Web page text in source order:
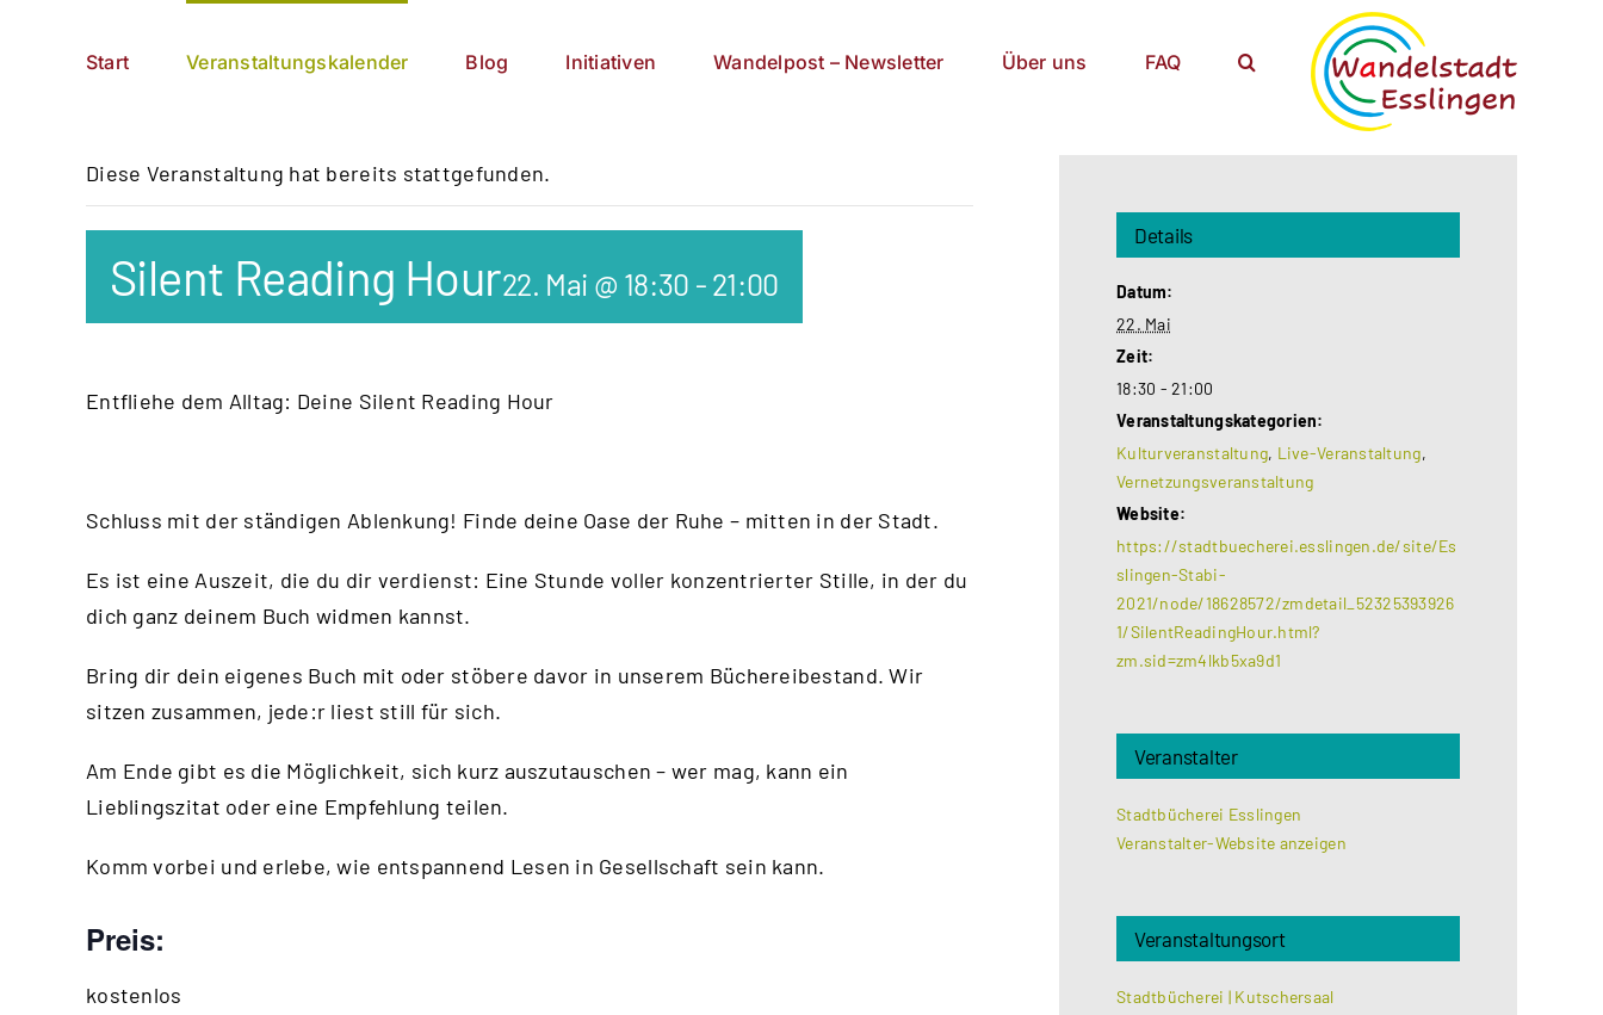
Start Veranstaltungskalender Blog Initiativen Wandelpost – Newsletter Über uns FAQ
Diese Veranstaltung hat bereits stattgefunden.
Silent Reading Hour22. Mai @ 18:30 - 21:00
Entfliehe dem Alltag: Deine Silent Reading Hour
Schluss mit der ständigen Ablenkung! Finde deine Oase der Ruhe – mitten in der Stadt.
Es ist eine Auszeit, die du dir verdienst: Eine Stunde voller konzentrierter Stille, in der du
dich ganz deinem Buch widmen kannst.
Bring dir dein eigenes Buch mit oder stöbere davor in unserem Büchereibestand. Wir
sitzen zusammen, jede:r liest still für sich.
Am Ende gibt es die Möglichkeit, sich kurz auszutauschen – wer mag, kann ein
Lieblingszitat oder eine Empfehlung teilen.
Komm vorbei und erlebe, wie entspannend Lesen in Gesellschaft sein kann.
Preis:
kostenlos
Details
Datum:
22. Mai
Zeit:
18:30 - 21:00
Veranstaltungskategorien:
Kulturveranstaltung, Live-Veranstaltung,
Vernetzungsveranstaltung
Website:
https://stadtbuecherei.esslingen.de/site/Es
slingen-Stabi-
2021/node/18628572/zmdetail_52325393926
1/SilentReadingHour.html?
zm.sid=zm4lkb5xa9d1
Veranstalter
Stadtbücherei Esslingen
Veranstalter-Website anzeigen
Veranstaltungsort
Stadtbücherei | Kutschersaal